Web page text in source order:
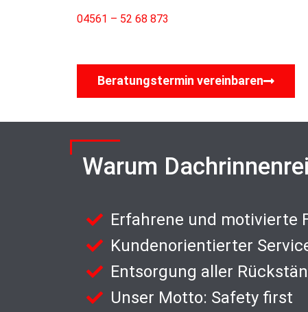
04561 – 52 68 873
Beratungstermin vereinbaren
Warum
Erfahrene und motivierte
Kundenorientierter
Entsorgung aller
Unser Motto: Safety first